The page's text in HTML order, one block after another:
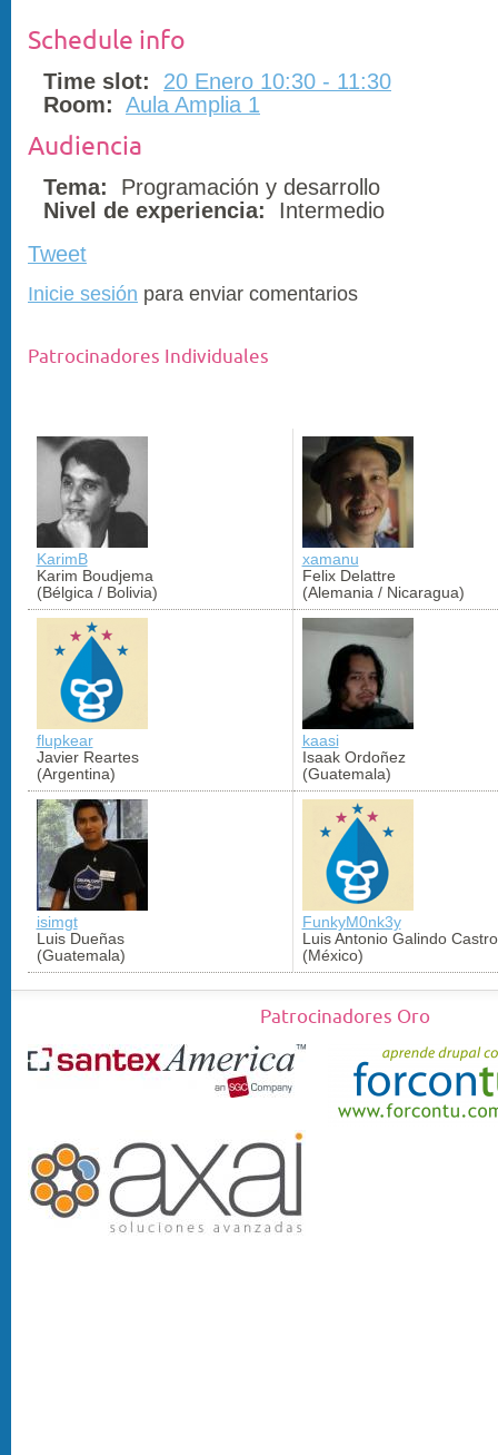
Schedule info
Time slot:
20 Enero 10:30 - 11:30
Room: Aula Amplia 1
Audiencia
Tema:
Programación y desarrollo
Nivel de experiencia:
Intermedio
Tweet
Inicie sesión para enviar comentarios
Patrocinadores Individuales
KarimB
Karim Boudjema
(Bélgica / Bolivia)
xamanu
Felix Delattre
(Alemania / Nicaragua)
flupkear
Javier Reartes
(Argentina)
kaasi
Isaak Ordoñez
(Guatemala)
isimgt
Luis Dueñas
(Guatemala)
FunkyM0nk3y
Luis Antonio Galindo Castro
(México)
Patrocinadores Oro